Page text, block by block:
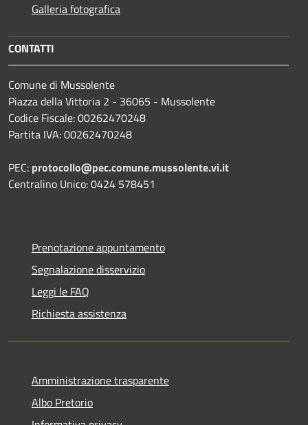
Galleria fotografica
CONTATTI
Comune di Mussolente
Piazza della Vittoria 2 - 36065 - Mussolente
Codice Fiscale: 00262470248
Partita IVA: 00262470248
PEC: protocollo@pec.comune.mussolente.vi.it
Centralino Unico: 0424 578451
Prenotazione appuntamento
Segnalazione disservizio
Leggi le FAQ
Richiesta assistenza
Amministrazione trasparente
Albo Pretorio